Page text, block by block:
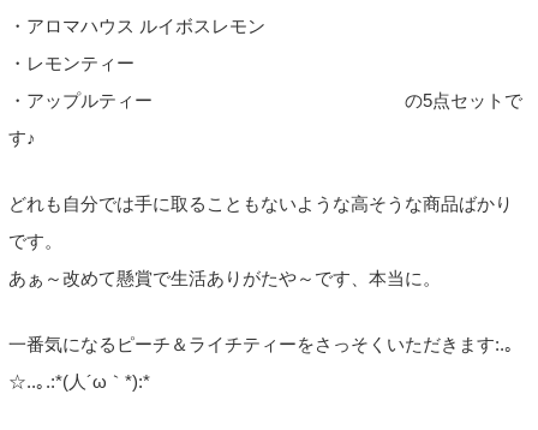
・アロマハウス ルイボスレモン
・レモンティー
・アップルティー の5点セットで
す♪
どれも自分では手に取ることもないような高そうな商品ばかり
です。
あぁ～改めて懸賞で生活ありがたや～です、本当に。
一番気になるピーチ＆ライチティーをさっそくいただきます:.｡
☆..｡.:*(人´ω｀*):*